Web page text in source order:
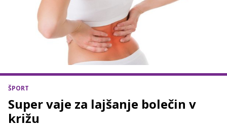
ŠPORT
Super vaje za lajšanje bolečin v
križu